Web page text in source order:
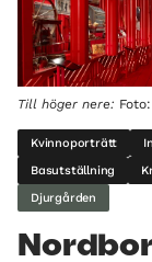
Till höger nere:
Kvinnoporträtt
Basutställning
Djurgården